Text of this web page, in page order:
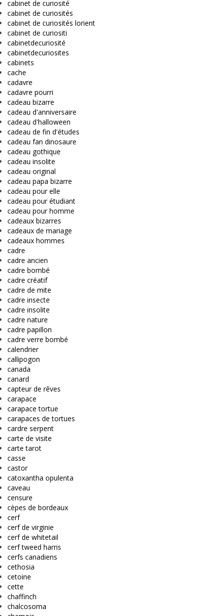
cabinet de curiosité
cabinet de curiosités
cabinet de curiosités lorient
cabinet de curiositi
cabinetdecuriosité
cabinetdecuriosites
cabinets
cache
cadavre
cadavre pourri
cadeau bizarre
cadeau d'anniversaire
cadeau d'halloween
cadeau de fin d'études
cadeau fan dinosaure
cadeau gothique
cadeau insolite
cadeau original
cadeau papa bizarre
cadeau pour elle
cadeau pour étudiant
cadeau pour homme
cadeaux bizarres
cadeaux de mariage
cadeaux hommes
cadre
cadre ancien
cadre bombé
cadre créatif
cadre de mite
cadre insecte
cadre insolite
cadre nature
cadre papillon
cadre verre bombé
calendrier
callipogon
canada
canard
capteur de rêves
carapace
carapace tortue
carapaces de tortues
cardre serpent
carte de visite
carte tarot
casse
castor
catoxantha opulenta
caveau
censure
cèpes de bordeaux
cerf
cerf de virginie
cerf de whitetail
cerf tweed harris
cerfs canadiens
cethosia
cetoine
cette
chaffinch
chalcosoma